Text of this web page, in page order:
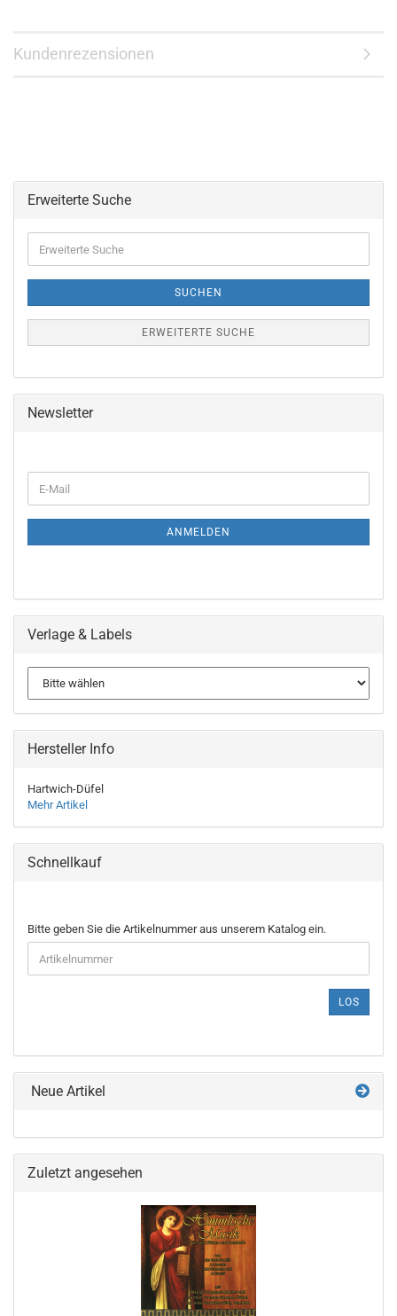
Kundenrezensionen
Erweiterte Suche
Suche
SUCHEN
ERWEITERTE SUCHE
Newsletter
ZUR
E-
Mail
ANMELDEN
Verlage & Labels
Hersteller Info
Hartwich-Düfel
Mehr Artikel
Schnellkauf
BITTE
GEBEN
SIE
DIE
EIN.
Bitte geben Sie die Artikelnummer aus unserem Katalog ein.
LOS
Neue Artikel
Zuletzt angesehen